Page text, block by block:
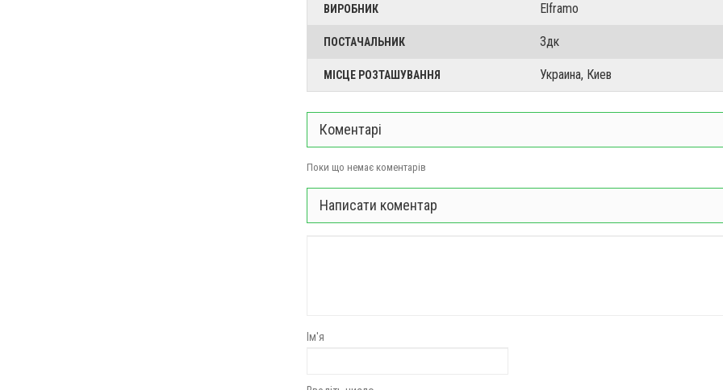
ВИРОБНИК Elframo
ПОСТАЧАЛЬНИК 3дк
МІСЦЕ РОЗТАШУВАННЯ Украина, Киев
Коментарі
Поки що немає коментарів
Написати коментар
Ім'я